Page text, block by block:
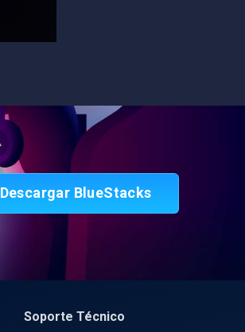
Descargar BlueStacks
Soporte Técnico